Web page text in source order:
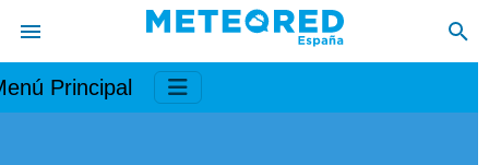
Principal